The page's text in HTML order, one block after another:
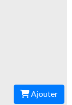
Ajouter